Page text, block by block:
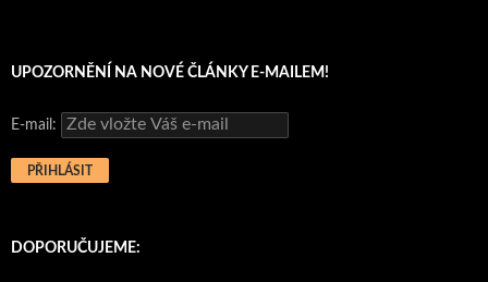
UPOZORNĚNÍ NA NOVÉ ČLÁNKY E-MAILEM!
E-mail:
DOPORUČUJEME: